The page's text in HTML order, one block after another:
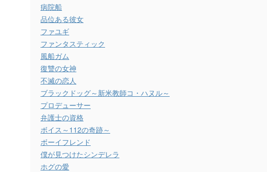
病院船
品位ある彼女
ファユギ
ファンタスティック
風船ガム
復讐の女神
不滅の恋人
ブラックドッグ～新米教師コ・ハヌル～
プロデューサー
弁護士の資格
ボイス～112の奇跡～
ボーイフレンド
僕が見つけたシンデレラ
ホグの愛